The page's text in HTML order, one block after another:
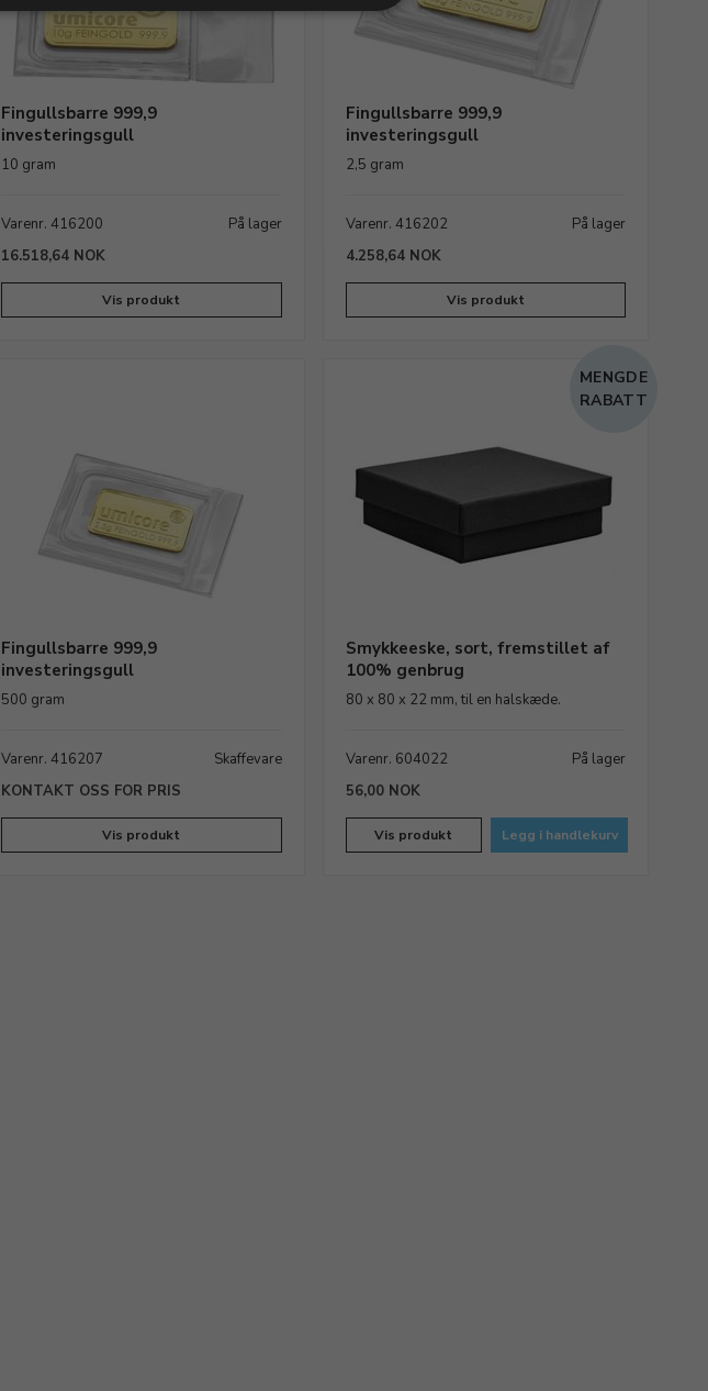
Fingullsbarre 999,9
investeringsgull
10 gram
Varenr. 416200
På lager
16.518,64 NOK
Vis produkt
Fingullsbarre 999,9
investeringsgull
2,5 gram
Varenr. 416202
På lager
4.258,64 NOK
Vis produkt
Fingullsbarre 999,9
investeringsgull
500 gram
Varenr. 416207
Skaffevare
KONTAKT OSS FOR PRIS
Vis produkt
MENGDE
RABATT
Smykkeeske, sort, fremstillet af
100% genbrug
80 x 80 x 22 mm, til en halskæde.
Varenr. 604022
På lager
56,00 NOK
Vis produkt Legg i handlekurv